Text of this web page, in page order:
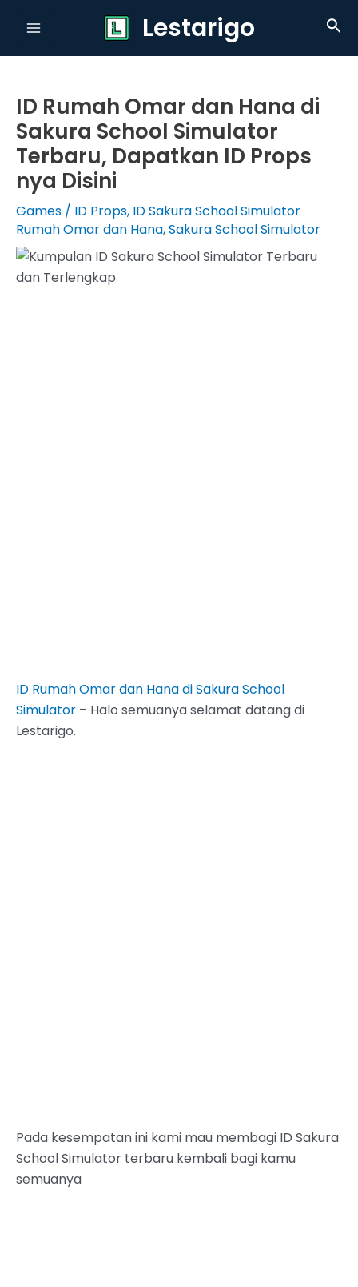
Lestarigo
ID Rumah Omar dan Hana di
Sakura School Simulator
Terbaru, Dapatkan ID Props
nya Disini
Games / ID Props, ID Sakura School Simulator
Rumah Omar dan Hana,Sakura School Simulator
ID Rumah Omar dan Hana di Sakura School
Simulator – Halo semuanya selamat datang di
Lestarigo.
Pada kesempatan ini kami mau membagi ID Sakura
School Simulator terbaru kembali bagi kamu
semuanya